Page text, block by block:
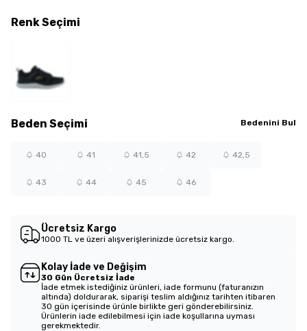
Beden Seçimi Bedenini Bul
40 41 41,5 42 42,5
43 44 45 46
RenkSeçimi
Ücretsiz Kargo
1000 TL ve üzeri alışverişlerinizde ücretsiz kargo.
Kolay İade ve Değişim
30 Gün Ücretsiz İade
İade etmek istediğiniz ürünleri, iade formunu (faturanızın
altında) doldurarak, siparişi teslim aldığınız tarihten itibaren
30 gün içerisinde ürünle birlikte geri gönderebilirsiniz.
Ürünlerin iade edilebilmesi için iade koşullarına uyması
gerekmektedir.